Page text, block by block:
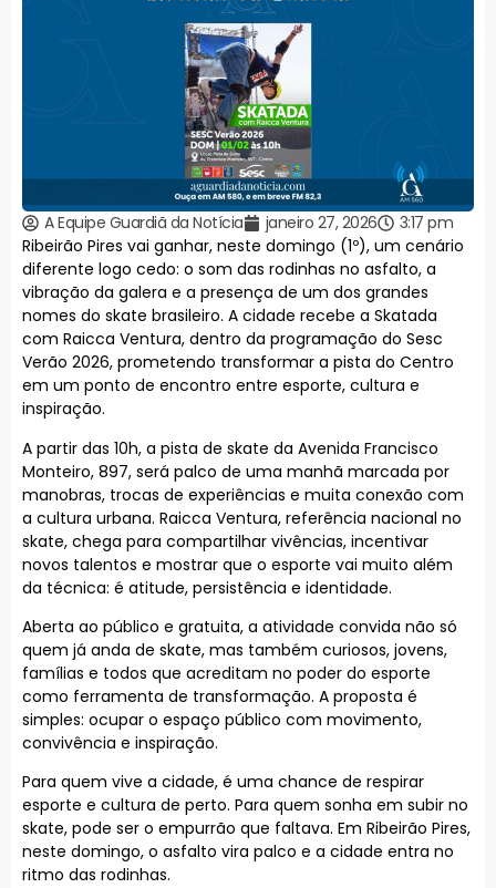
A Equipe Guardiã da Notícia janeiro 27, 2026
3:17 pm
Ribeirão Pires vai ganhar, neste domingo (1º), um cenário
diferente logo cedo: o som das rodinhas no asfalto, a
vibração da galera e a presença de um dos grandes
nomes do skate brasileiro. A cidade recebe a Skatada
com Raicca Ventura, dentro da programação do Sesc
Verão 2026, prometendo transformar a pista do Centro
em um ponto de encontro entre esporte, cultura e
inspiração.
A partir das 10h, a pista de skate da Avenida Francisco
Monteiro, 897, será palco de uma manhã marcada por
manobras, trocas de experiências e muita conexão com
a cultura urbana. Raicca Ventura, referência nacional no
skate, chega para compartilhar vivências, incentivar
novos talentos e mostrar que o esporte vai muito além
da técnica: é atitude, persistência e identidade.
Aberta ao público e gratuita, a atividade convida não só
quem já anda de skate, mas também curiosos, jovens,
famílias e todos que acreditam no poder do esporte
como ferramenta de transformação. A proposta é
simples: ocupar o espaço público com movimento,
convivência e inspiração.
Para quem vive a cidade, é uma chance de respirar
esporte e cultura de perto. Para quem sonha em subir no
skate, pode ser o empurrão que faltava. Em Ribeirão Pires,
neste domingo, o asfalto vira palco e a cidade entra no
ritmo das rodinhas.